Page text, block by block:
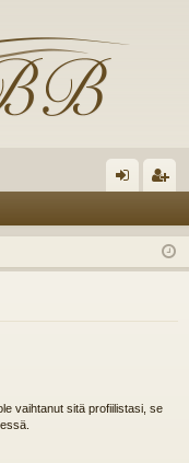
au
du
ist
er
vaihtanut sitä profiilistasi, se